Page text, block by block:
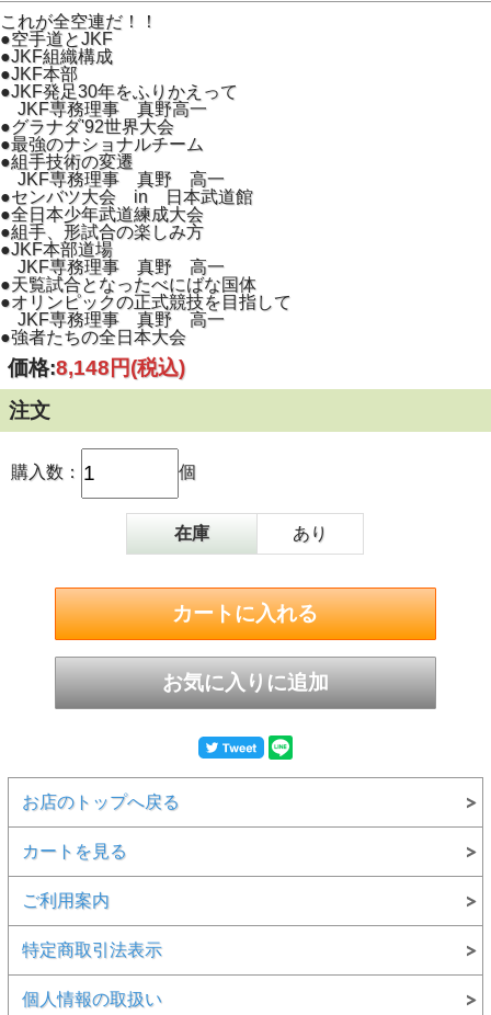
これが全空連だ！！
●空手道とJKF
●JKF組織構成
●JKF本部
●JKF発足30年をふりかえって
JKF専務理事 真野高一
●グラナダ'92世界大会
●最強のナショナルチーム
●組手技術の変遷
JKF専務理事 真野 高一
●センバツ大会 in 日本武道館
●全日本少年武道練成大会
●組手、形試合の楽しみ方
●JKF本部道場
JKF専務理事 真野 高一
●天覧試合となったべにばな国体
●オリンピックの正式競技を目指して
JKF専務理事 真野 高一
●強者たちの全日本大会
価格:8,148円(税込)
注文
購入数： 個
在庫 あり
お店のトップへ戻る
カートを見る
ご利用案内
特定商取引法表示
個人情報の取扱い